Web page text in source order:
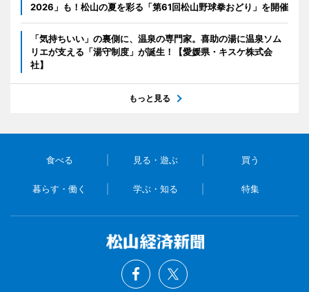
2026」も！松山の夏を彩る「第61回松山野球拳おどり」を開催
「気持ちいい」の裏側に、温泉の専門家。喜助の湯に温泉ソム
リエが支える「湯守制度」が誕生！【愛媛県・キスケ株式会
社】
もっと見る
食べる 見る・遊ぶ 買う
暮らす・働く 学ぶ・知る 特集